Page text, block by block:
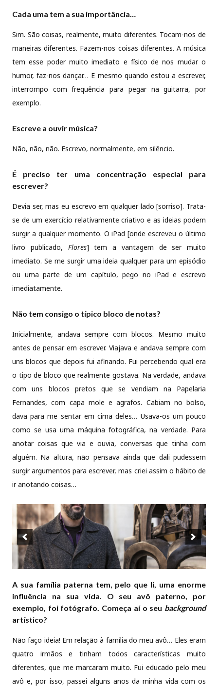
Cada uma tem a sua importância…
Sim. São coisas, realmente, muito diferentes. Tocam-nos de
maneiras diferentes. Fazem-nos coisas diferentes. A música
tem esse poder muito imediato e físico de nos mudar o
humor, faz-nos dançar… E mesmo quando estou a escrever,
interrompo com frequência para pegar na guitarra, por
exemplo.
Escreve a ouvir música?
Não, não, não. Escrevo, normalmente, em silêncio.
É preciso ter uma concentração especial para
escrever?
Devia ser, mas eu escrevo em qualquer lado [sorriso]. Trata-
se de um exercício relativamente criativo e as ideias podem
surgir a qualquer momento. O iPad [onde escreveu o último
livro publicado, Flores] tem a vantagem de ser muito
imediato. Se me surgir uma ideia qualquer para um episódio
ou uma parte de um capítulo, pego no iPad e escrevo
imediatamente.
Não tem consigo o típico bloco de notas?
Inicialmente, andava sempre com blocos. Mesmo muito
antes de pensar em escrever. Viajava e andava sempre com
uns blocos que depois fui afinando. Fui percebendo qual era
o tipo de bloco que realmente gostava. Na verdade, andava
com uns blocos pretos que se vendiam na Papelaria
Fernandes, com capa mole e agrafos. Cabiam no bolso,
dava para me sentar em cima deles… Usava-os um pouco
como se usa uma máquina fotográfica, na verdade. Para
anotar coisas que via e ouvia, conversas que tinha com
alguém. Na altura, não pensava ainda que dali pudessem
surgir argumentos para escrever, mas criei assim o hábito de
ir anotando coisas…
A sua família paterna tem, pelo que li, uma enorme
influência na sua vida. O seu avô paterno, por
exemplo, foi fotógrafo. Começa aí o seu background
artístico?
Não faço ideia! Em relação à família do meu avô… Eles eram
quatro irmãos e tinham todos características muito
diferentes, que me marcaram muito. Fui educado pelo meu
avô e, por isso, passei alguns anos da minha vida com os